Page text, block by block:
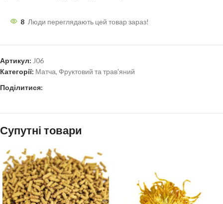
8 Люди переглядають цей товар зараз!
Артикул: J06
Категорії: Матча, Фруктовий та трав'яний
Поділитися:
Супутні товари